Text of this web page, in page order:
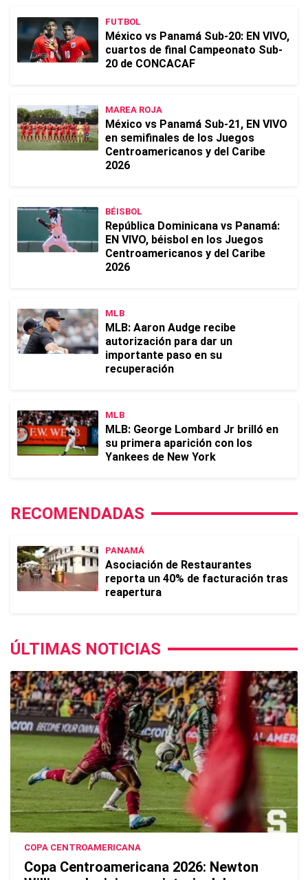
FUTBOL
México vs Panamá Sub-20: EN VIVO,
cuartos de final Campeonato Sub-
20 de CONCACAF
MAREA ROJA
México vs Panamá Sub-21, EN VIVO
en semifinales de los Juegos
Centroamericanos y del Caribe
2026
BÉISBOL
República Dominicana vs Panamá:
EN VIVO, béisbol en los Juegos
Centroamericanos y del Caribe
2026
MLB
MLB: Aaron Audge recibe
autorización para dar un
importante paso en su
recuperación
MLB
MLB: George Lombard Jr brilló en
su primera aparición con los
Yankees de New York
RECOMENDADAS
PANAMÁ
Asociación de Restaurantes
reporta un 40% de facturación tras
reapertura
ÚLTIMAS NOTICIAS
COPA CENTROAMERICANA
Copa Centroamericana 2026: Newton